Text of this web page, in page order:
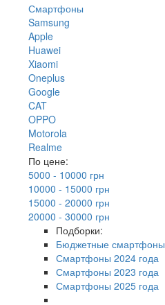
Смартфоны
Samsung
Apple
Huawei
Xiaomi
Oneplus
Google
CAT
OPPO
Motorola
Realme
По цене:
5000 - 10000 грн
10000 - 15000 грн
15000 - 20000 грн
20000 - 30000 грн
Подборки:
Бюджетные смартфоны
Смартфоны 2024 года
Смартфоны 2023 года
Смартфоны 2025 года